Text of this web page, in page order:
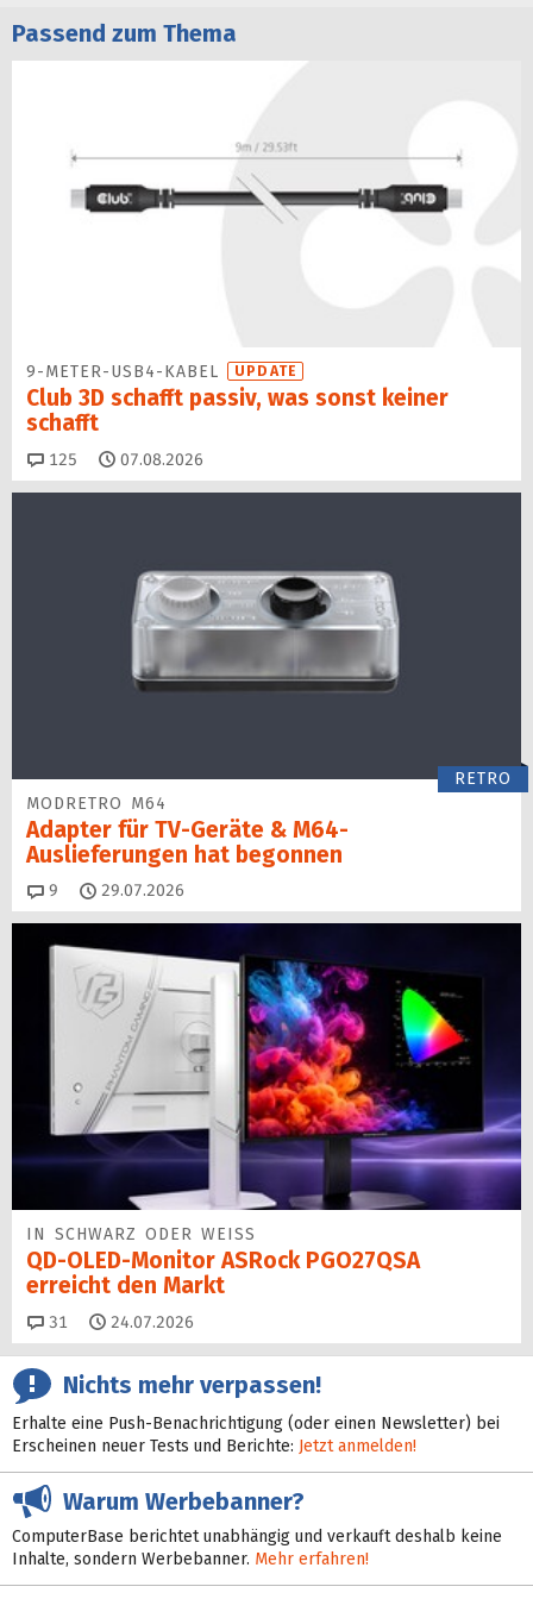
Passend zum Thema
9-METER-USB4-KABEL UPDATE
Club 3D schafft passiv, was sonst keiner
schafft
125 Kommentare
07.08.2026
RETRO
MODRETRO M64
Adapter für TV-Geräte & M64-
Auslieferungen hat begon­nen
9 Kommentare
29.07.2026
IN SCHWARZ ODER WEISS
QD-OLED-Monitor ASRock PGO27QSA
erreicht den Markt
31 Kommentare
24.07.2026
Nichts mehr verpassen!
Erhalte eine Push-Benachrichtigung (oder einen Newsletter) bei
Erscheinen neuer Tests und Berichte: Jetzt anmelden!
Warum Werbebanner?
ComputerBase berichtet unabhängig und verkauft deshalb keine
Inhalte, sondern Werbebanner. Mehr erfahren!